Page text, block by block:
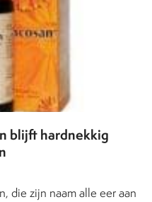
blijft hardnekkig
die zijn naam alle eer aan